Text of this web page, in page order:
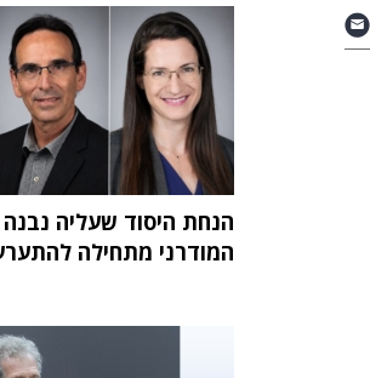
הנחת היסוד שעליה נבנה
המודרני מתחילה